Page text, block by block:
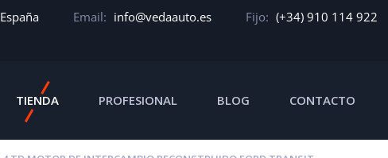
Email: info@vedaauto.es Fijo: (+34) 910 114 922
TIENDA PROFESIONAL BLOG CONTACTO